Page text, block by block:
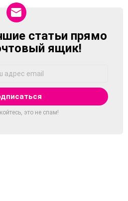
статьи прямо
ящик!
это не спам!